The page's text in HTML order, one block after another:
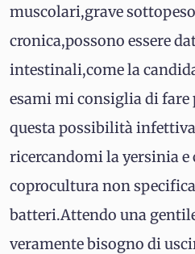
muscolari,grave
cronica,possono essere
intestinali,come la
esami mi consiglia di
questa possibilità
ricercandomi la yersinia e
coprocultura non
batteri.Attendo una
veramente bisogno di